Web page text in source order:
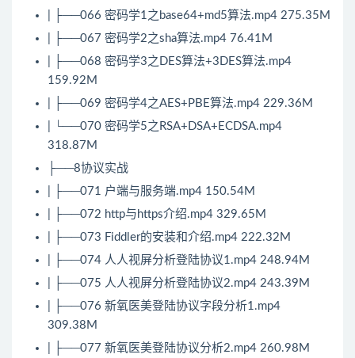
| ├──066 密码学1之base64+md5算法.mp4 275.35M
| ├──067 密码学2之sha算法.mp4 76.41M
| ├──068 密码学3之DES算法+3DES算法.mp4
159.92M
| ├──069 密码学4之AES+PBE算法.mp4 229.36M
| └──070 密码学5之RSA+DSA+ECDSA.mp4
318.87M
├──8协议实战
| ├──071 户端与服务端.mp4 150.54M
| ├──072 http与https介绍.mp4 329.65M
| ├──073 Fiddler的安装和介绍.mp4 222.32M
| ├──074 人人视屏分析登陆协议1.mp4 248.94M
| ├──075 人人视屏分析登陆协议2.mp4 243.39M
| ├──076 新氧医美登陆协议字段分析1.mp4
309.38M
| ├──077 新氧医美登陆协议分析2.mp4 260.98M